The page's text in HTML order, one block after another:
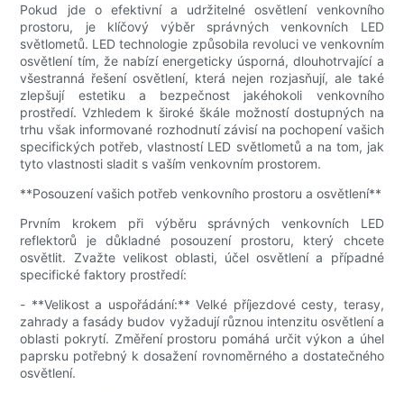
Pokud jde o efektivní a udržitelné osvětlení venkovního
prostoru, je klíčový výběr správných venkovních LED
světlometů. LED technologie způsobila revoluci ve venkovním
osvětlení tím, že nabízí energeticky úsporná, dlouhotrvající a
všestranná řešení osvětlení, která nejen rozjasňují, ale také
zlepšují estetiku a bezpečnost jakéhokoli venkovního
prostředí. Vzhledem k široké škále možností dostupných na
trhu však informované rozhodnutí závisí na pochopení vašich
specifických potřeb, vlastností LED světlometů a na tom, jak
tyto vlastnosti sladit s vaším venkovním prostorem.
**Posouzení vašich potřeb venkovního prostoru a osvětlení**
Prvním krokem při výběru správných venkovních LED
reflektorů je důkladné posouzení prostoru, který chcete
osvětlit. Zvažte velikost oblasti, účel osvětlení a případné
specifické faktory prostředí:
- **Velikost a uspořádání:** Velké příjezdové cesty, terasy,
zahrady a fasády budov vyžadují různou intenzitu osvětlení a
oblasti pokrytí. Změření prostoru pomáhá určit výkon a úhel
paprsku potřebný k dosažení rovnoměrného a dostatečného
osvětlení.